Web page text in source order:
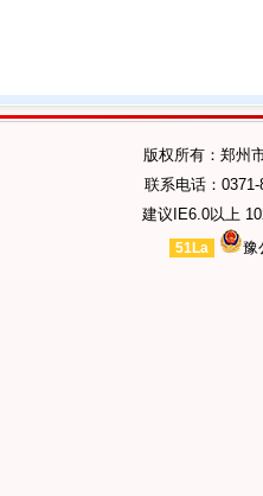
版权所有：郑州
联系电话：
建议IE6.0以上
51La 豫